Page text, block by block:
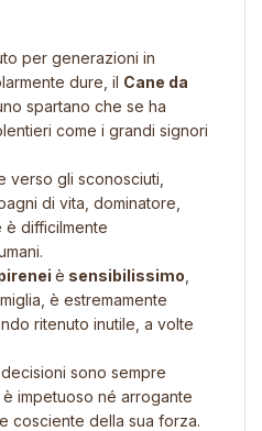
per generazioni in
dure, il Cane da
spartano che se ha
come i grandi signori
verso gli sconosciuti,
di vita, dominatore,
è difficilmente
è sensibilissimo
è estremamente
ritenuto inutile, a volte
sono sempre
impetuoso né arrogante
cosciente della sua forza.